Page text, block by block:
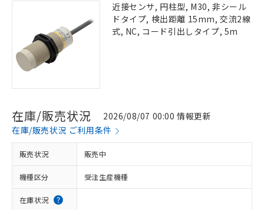
近接センサ, 円柱型, M30, 非シール
ドタイプ, 検出距離 15mm, 交流2線
式, NC, コード引出しタイプ, 5m
在庫/販売状況
2026/08/07 00:00 情報更新
在庫/販売状況 ご利用条件
販売状況 販売中
機種区分 受注生産機種
在庫状況